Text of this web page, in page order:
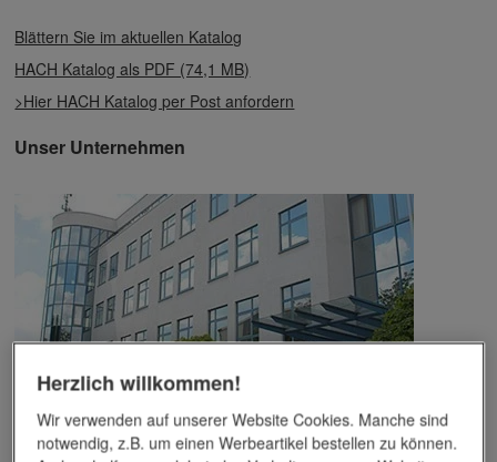
Blättern Sie im aktuellen Katalog
HACH Katalog als PDF (74,1 MB)
>Hier HACH Katalog per Post anfordern
Unser Unternehmen
Das Unternehmen verfügt über jahrzehntelange Erfahrung im
Bereich der Werbemittelveredelung und im Werbeartikel-Markt.
Herzlich willkommen!
Wir verwenden auf unserer Website Cookies. Manche sind
notwendig, z.B. um einen Werbeartikel bestellen zu können.